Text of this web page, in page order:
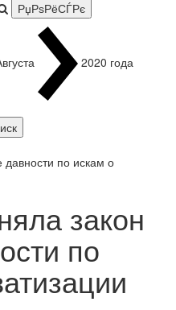
2020 года
давности по искам о
закон
по